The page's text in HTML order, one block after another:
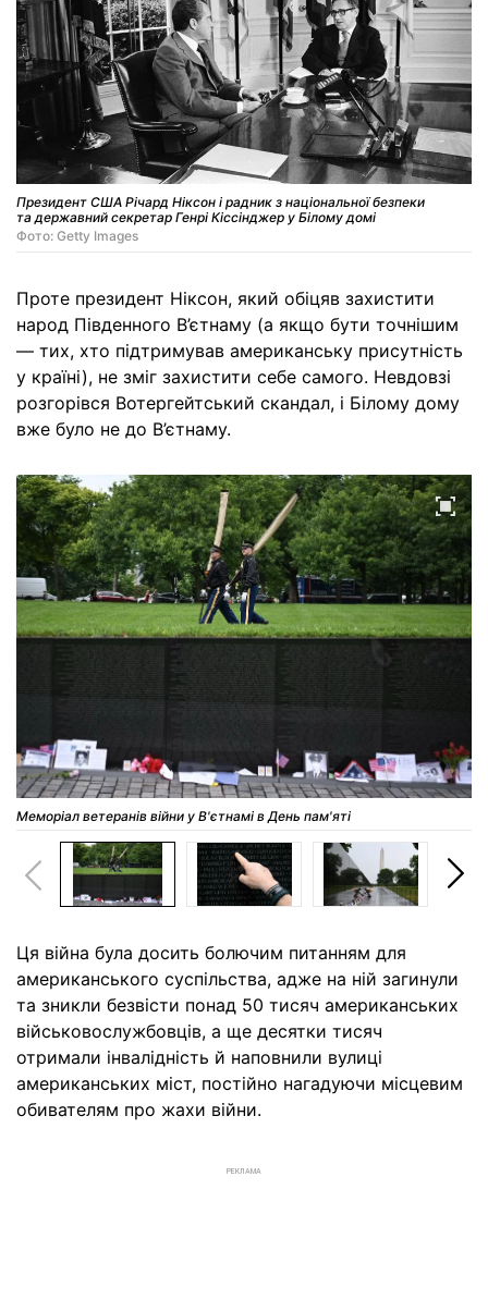
Президент США Річард Ніксон і радник з національної безпеки
та державний секретар Генрі Кіссінджер у Білому домі
Фото: Getty Images
Проте президент Ніксон, який обіцяв захистити
народ Південного В’єтнаму (а якщо бути точнішим
— тих, хто підтримував американську присутність
у країні), не зміг захистити себе самого. Невдовзі
розгорівся Вотергейтський скандал, і Білому дому
вже було не до В’єтнаму.
Меморіал ветеранів війни у ​​В'єтнамі в День пам'яті
Ця війна була досить болючим питанням для
американського суспільства, адже на ній загинули
та зникли безвісти понад 50 тисяч американських
військовослужбовців, а ще десятки тисяч
отримали інвалідність й наповнили вулиці
американських міст, постійно нагадуючи місцевим
обивателям про жахи війни.
РЕКЛАМА